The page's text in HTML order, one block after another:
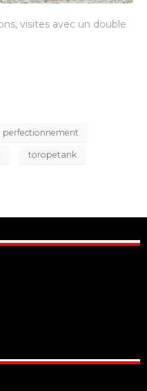
visites avec un double
perfectionnement
toropetank